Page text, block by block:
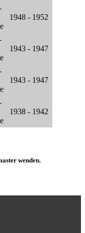
1948 - 1952
1943 - 1947
1943 - 1947
1938 - 1942
wenden.